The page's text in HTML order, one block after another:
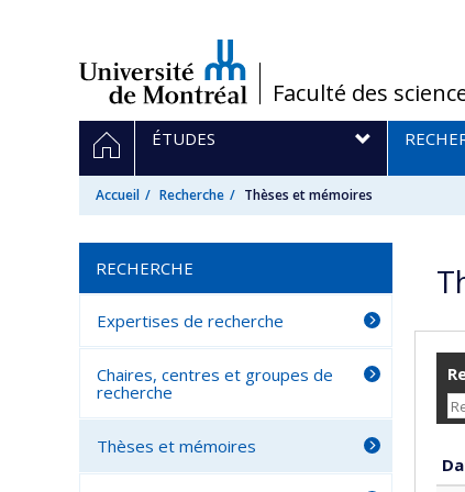
/Faculté des
Navigation
principale
ACCUEIL
ÉTUDES
Accueil Recherche Thèses et mémoires
RECHERCHE
Expertises de recherche
Chaires, centres et groupes de
recherche
Thèses et mémoires